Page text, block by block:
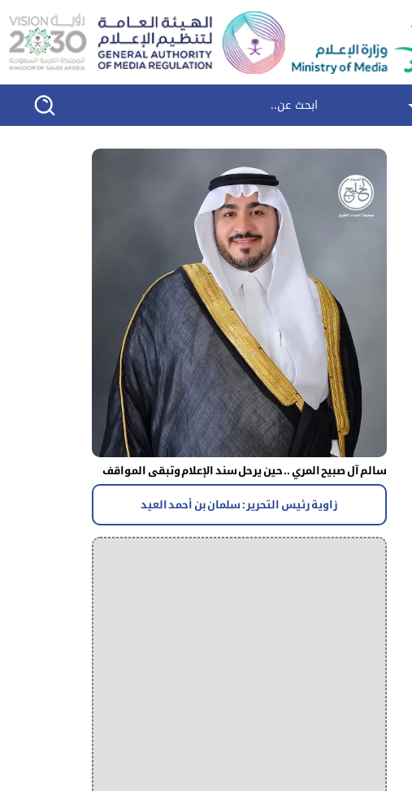
سالم آل صبيح المري .. حين يرحل سند الإعلام وتبقى المواقف
زاوية رئيس التحرير : سلمان بن أحمد العيد